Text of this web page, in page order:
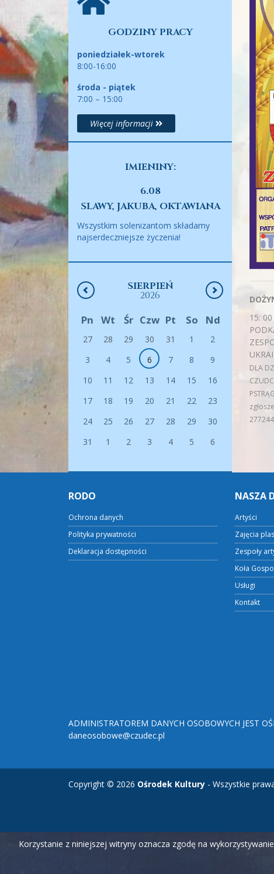
GODZINY PRACY
poniedziałek-wtorek
8:00-16:00
środa - piątek
7:00 – 15:00
Więcej informacji
IMIENINY:
6.08
SLAWY, JAKUBA, OKTAWIANA
Wszystkim solenizantom składamy
najserdeczniejsze życzenia!
SIERPIEŃ
2026
Pn Wt Śr Czw Pt So Nd
27 28 29 30 31 1
2
3
4 5 6 7 8
9
10
11 12 13 14 15
16
17
18 19 20 21 22
23
24
25 26 27 28 29
30
31
1 2 3 4 5 6
15:
DLA
RODO
Ochrona danych
Polityka prywatności
Deklaracja dostępności
NASZA
Artyści
Zajęcia
Zespoły
Koła
Usługi
Kontakt
ADMINISTRATOREM DANYCH OSOBOWYCH JEST
daneosobowe@czudec.pl
Copyright © 2026 Ośrodek Kultury - Wszystkie
Korzystanie z niniejszej witryny oznacza zgodę na